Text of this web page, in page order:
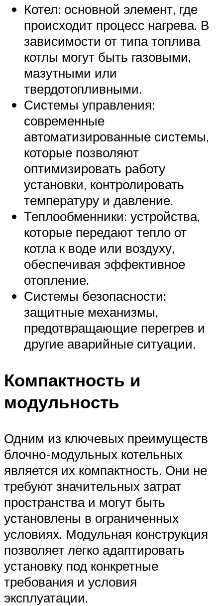
Котел: основной элемент, где
происходит процесс нагрева. В
зависимости от типа топлива
котлы могут быть газовыми,
мазутными или
твердотопливными.
Системы управления:
современные
автоматизированные системы,
которые позволяют
оптимизировать работу
установки, контролировать
температуру и давление.
Теплообменники: устройства,
которые передают тепло от
котла к воде или воздуху,
обеспечивая эффективное
отопление.
Системы безопасности:
защитные механизмы,
предотвращающие перегрев и
другие аварийные ситуации.
Компактность и
модульность
Одним из ключевых преимуществ
блочно-модульных котельных
является их компактность. Они не
требуют значительных затрат
пространства и могут быть
установлены в ограниченных
условиях. Модульная конструкция
позволяет легко адаптировать
установку под конкретные
требования и условия
эксплуатации.